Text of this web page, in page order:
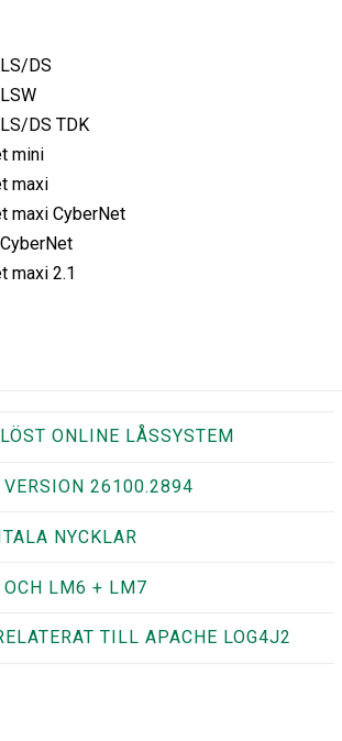
DS
DS TDK
mini
maxi
maxi CyberNet
maxi 2.1
ONLINE LÅSSYSTEM
26100.2894
NYCKLAR
LM6 + LM7
TILL APACHE LOG4J2